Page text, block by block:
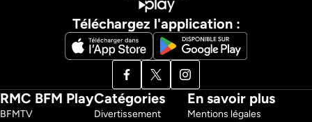
Téléchargez l'application :
RMC BFM Play
BFMTV
Catégories
Divertissement
En savoir plus
Mentions légales